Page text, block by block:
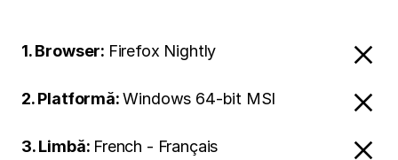
1. Browser: Firefox Nightly
2. Platformă:Windows 64-bit MSI
3. Limbă: French - Français